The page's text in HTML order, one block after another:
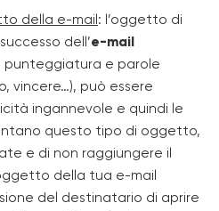
della e-mail: l’oggetto di
dell’e-mail
punteggiatura e parole
vincere…), può essere
ingannevole e quindi le
questo tipo di oggetto,
e di non raggiungere il
della tua e-mail
del destinatario di aprire